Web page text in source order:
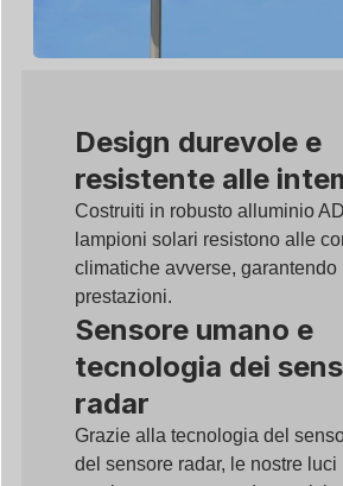
Design durevole e
resistente alle
Costruiti in robusto alluminio
lampioni solari resistono alle
climatiche avverse, garantendo
prestazioni.
Sensore umano e
tecnologia dei
radar
Grazie alla tecnologia del
del sensore radar, le nostre luci